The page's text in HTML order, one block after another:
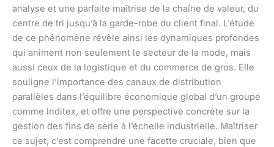
analyse et une parfaite maîtrise de la chaîne de valeur, du
centre de tri jusqu’à la garde-robe du client final. L’étude
de ce phénomène révèle ainsi les dynamiques profondes
qui animent non seulement le secteur de la mode, mais
aussi ceux de la logistique et du commerce de gros. Elle
souligne l’importance des canaux de distribution
parallèles dans l’équilibre économique global d’un groupe
comme Inditex, et offre une perspective concrète sur la
gestion des fins de série à l’échelle industrielle. Maîtriser
ce sujet, c’est comprendre une facette cruciale, bien que